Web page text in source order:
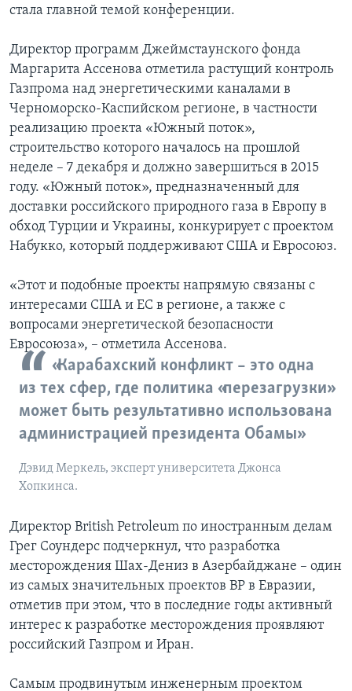
стала главной темой конференции.
Директор программ Джеймстаунского фонда
Маргарита Ассенова отметила растущий контроль
Газпрома над энергетическими каналами в
Черноморско-Каспийском регионе, в частности
реализацию проекта «Южный поток»,
строительство которого началось на прошлой
неделе – 7 декабря и должно завершиться в 2015
году. «Южный поток», предназначенный для
доставки российского природного газа в Европу в
обход Турции и Украины, конкурирует с проектом
Набукко, который поддерживают США и Евросоюз.
«Этот и подобные проекты напрямую связаны с
интересами США и ЕС в регионе, а также с
вопросами энергетической безопасности
Евросоюза», – отметила Ассенова.
«Карабахский конфликт – это одна
из тех сфер, где политика «перезагрузки»
может быть результативно использована
администрацией президента Обамы»
Дэвид Меркель, эксперт университета Джонса
Хопкинса.
Директор British Petroleum по иностранным делам
Грег Соундерс подчеркнул, что разработка
месторождения Шах-Дениз в Азербайджане – один
из самых значительных проектов ВР в Евразии,
отметив при этом, что в последние годы активный
интерес к разработке месторождения проявляют
российский Газпром и Иран.
Самым продвинутым инженерным проектом